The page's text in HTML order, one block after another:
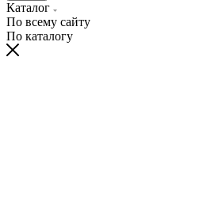
Каталог
По всему сайту
По каталогу